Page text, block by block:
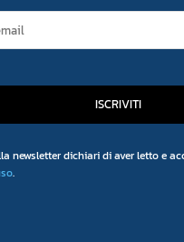
ISCRIVITI
newsletter dichiari di aver letto e
.